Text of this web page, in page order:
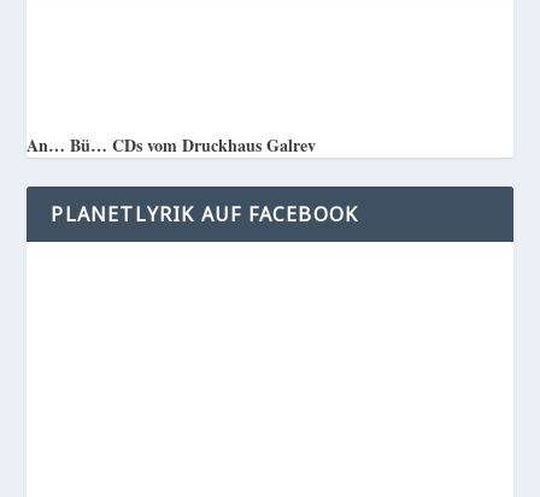
An… Bü… CDs vom Druckhaus Galrev
PLANETLYRIK AUF FACEBOOK